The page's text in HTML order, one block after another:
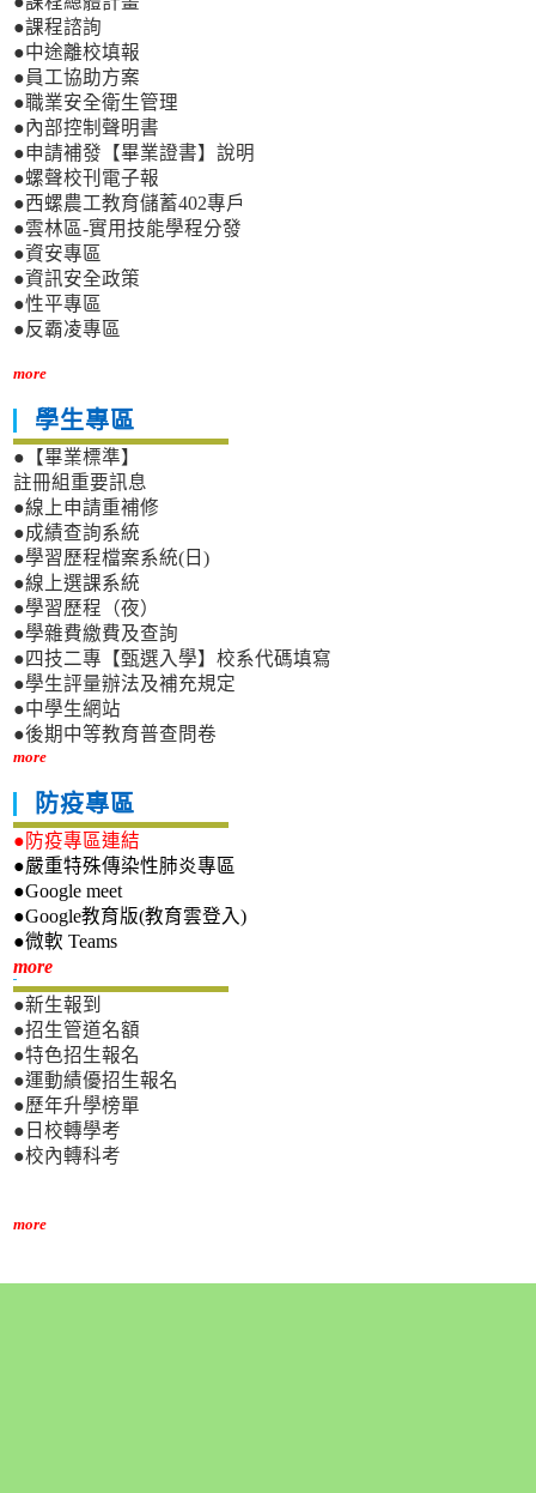
●課程諮詢
●中途離校填報
●員工協助方案
●職業安全衛生管理
●內部控制聲明書
●申請補發【畢業證書】說明
●螺聲校刊電子報
●西螺農工教育儲蓄402專戶
●雲林區-實用技能學程分發
●資安專區
●資訊安全政策
●性平專區
●反霸凌專區
more
學生專區
●【畢業標準】
註冊組重要訊息
●線上申請重補修
●成績查詢系統
●學習歷程檔案系統(日)
●線上選課系統
●學習歷程（夜）
●學雜費繳費及查詢
●四技二專【甄選入學】校系代碼填寫
●學生評量辦法及補充規定
●中學生網站
●後期中等教育普查問卷
more
防疫專區
●防疫專區連結
●嚴重特殊傳染性肺炎專區
●Google meet
●Google教育版(教育雲登入)
●微軟 Teams
more新生專區
●新生報到
●招生管道名額
●特色招生報名
●運動績優招生報名
●歷年升學榜單
●日校轉學考
●校內轉科考
more